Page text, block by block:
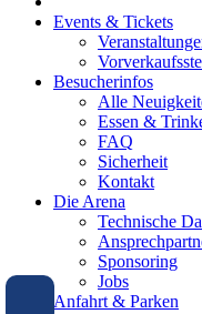
Events & Tickets
Besucherinfos
Alle
Essen &
FAQ
Sicherheit
Kontakt
Die Arena
Technische
Sponsoring
Jobs
Anfahrt & Parken